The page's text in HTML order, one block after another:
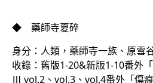
◆ 藥師寺夏碎
身分：人類，藥師寺一族、原雪
收錄：舊版1-20&新版1-10番外
Ⅲ vol.2、vol.3、vol.4番外「傷痕